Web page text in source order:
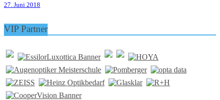
27. Juni 2018
VIP Partner